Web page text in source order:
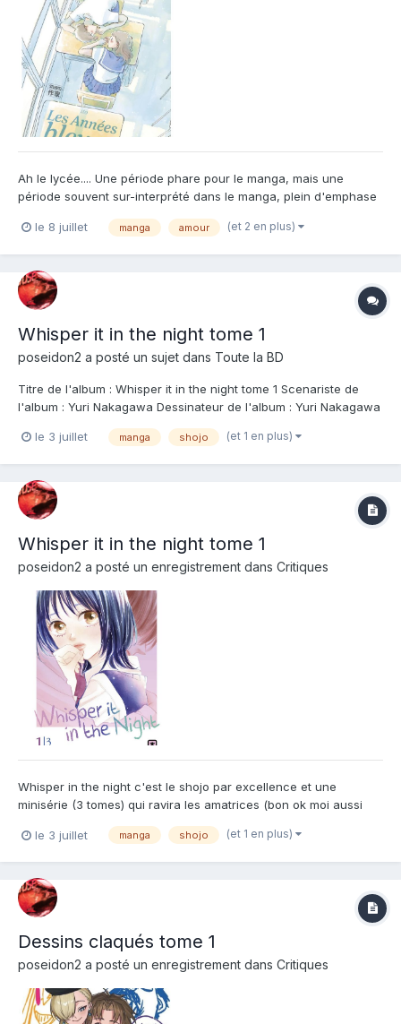
Ah le lycée.... Une période phare pour le manga, mais une
période souvent sur-interprété dans le manga, plein d'emphase
cela fait donc un bien fou de lire cette mini histoire qui raconte,
le 8 juillet manga amour (et 2 en plus)
Whisper it in the night tome 1
poseidon2 a posté un sujet dans Toute la BD
Titre de l'album : Whisper it in the night tome 1 Scenariste de
l'album : Yuri Nakagawa Dessinateur de l'album : Yuri Nakagawa
Miya vient d'entrer en seconde. Elle tombe amoureuse de
le 3 juillet manga shojo (et 1 en plus)
Whisper it in the night tome 1
poseidon2 a posté un enregistrement dans Critiques
Whisper in the night c'est le shojo par excellence et une
minisérie (3 tomes) qui ravira les amatrices (bon ok moi aussi
parle d'ici d'une fille qui n'ose pas déclarer sa flamme et se fait
le 3 juillet manga shojo (et 1 en plus)
Dessins claqués tome 1
poseidon2 a posté un enregistrement dans Critiques